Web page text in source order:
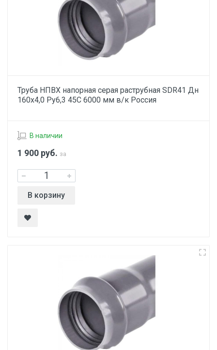
Труба НПВХ напорная серая раструбная SDR41 Дн
160х4,0 Ру6,3 45С 6000 мм в/к Россия
В наличии
1 900 руб. за
В корзину